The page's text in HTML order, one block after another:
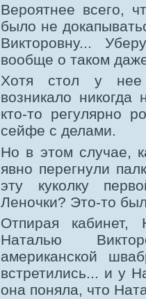
Вероятнее всего,
было не
Викторовну...
вообще о таком
Хотя стол у нее
возникало
кто-то регулярно
сейфе с делами.
Но в этом случае,
явно перегнули
эту куколку
Леночки? Это-то
Отпирая
Наталью
американской
встретились... и у
она поняла, что